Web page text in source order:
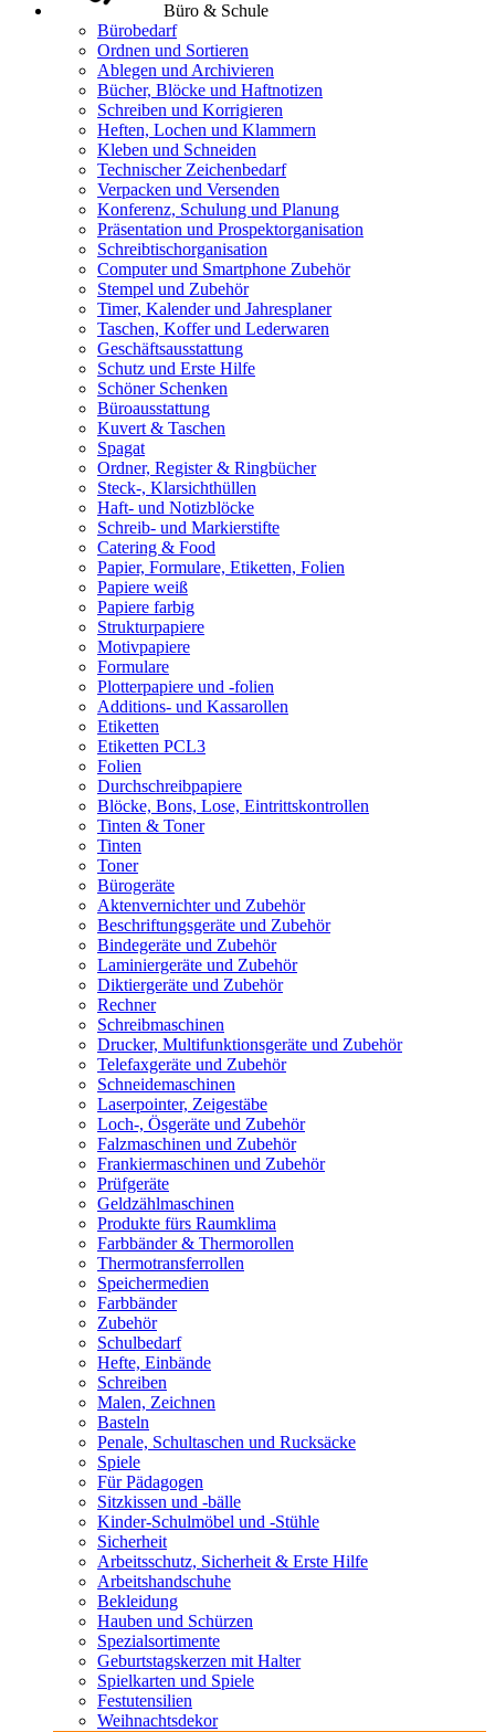
Büro & Schule
Bürobedarf
Ordnen und Sortieren
Ablegen und Archivieren
Bücher, Blöcke und Haftnotizen
Schreiben und Korrigieren
Heften, Lochen und Klammern
Kleben und Schneiden
Technischer Zeichenbedarf
Verpacken und Versenden
Konferenz, Schulung und Planung
Präsentation und Prospektorganisation
Schreibtischorganisation
Computer und Smartphone Zubehör
Stempel und Zubehör
Timer, Kalender und Jahresplaner
Taschen, Koffer und Lederwaren
Geschäftsausstattung
Schutz und Erste Hilfe
Schöner Schenken
Büroausstattung
Kuvert & Taschen
Spagat
Ordner, Register & Ringbücher
Steck-, Klarsichthüllen
Haft- und Notizblöcke
Schreib- und Markierstifte
Catering & Food
Papier, Formulare, Etiketten, Folien
Papiere weiß
Papiere farbig
Strukturpapiere
Motivpapiere
Formulare
Plotterpapiere und -folien
Additions- und Kassarollen
Etiketten
Etiketten PCL3
Folien
Durchschreibpapiere
Blöcke, Bons, Lose, Eintrittskontrollen
Tinten & Toner
Tinten
Toner
Bürogeräte
Aktenvernichter und Zubehör
Beschriftungsgeräte und Zubehör
Bindegeräte und Zubehör
Laminiergeräte und Zubehör
Diktiergeräte und Zubehör
Rechner
Schreibmaschinen
Drucker, Multifunktionsgeräte und Zubehör
Telefaxgeräte und Zubehör
Schneidemaschinen
Laserpointer, Zeigestäbe
Loch-, Ösgeräte und Zubehör
Falzmaschinen und Zubehör
Frankiermaschinen und Zubehör
Prüfgeräte
Geldzählmaschinen
Produkte fürs Raumklima
Farbbänder & Thermorollen
Thermotransferrollen
Speichermedien
Farbbänder
Zubehör
Schulbedarf
Hefte, Einbände
Schreiben
Malen, Zeichnen
Basteln
Penale, Schultaschen und Rucksäcke
Spiele
Für Pädagogen
Sitzkissen und -bälle
Kinder-Schulmöbel und -Stühle
Sicherheit
Arbeitsschutz, Sicherheit & Erste Hilfe
Arbeitshandschuhe
Bekleidung
Hauben und Schürzen
Spezialsortimente
Geburtstagskerzen mit Halter
Spielkarten und Spiele
Festutensilien
Weihnachtsdekor